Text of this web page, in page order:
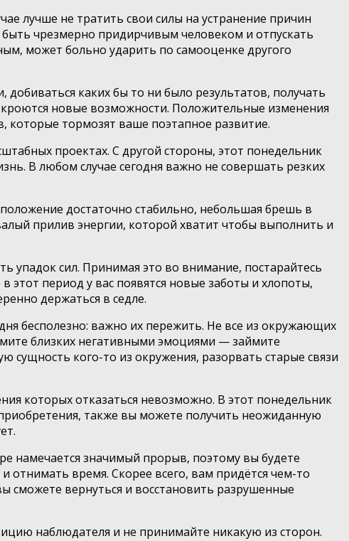
лучше не тратить свои силы на устранение причин
чрезмерно придирчивым человеком и отпускать
может больно ударить по самооценке другого
каких бы то ни было результатов, получать
новые возможности. Положительные изменения
которые тормозят ваше поэтапное развитие.
проектах. С другой стороны, этот понедельник
В любом случае сегодня важно не совершать резких
достаточно стабильно, небольшая брешь в
прилив энергии, которой хватит чтобы выполнить и
упадок сил. Принимая это во внимание, постарайтесь
период у вас появятся новые заботы и хлопоты,
держаться в седле.
бесполезно: важно их пережить. Не все из окружающих
близких негативными эмоциями — займите
кого-то из окружения, разорвать старые связи
которых отказаться невозможно. В этот понедельник
также вы можете получить неожиданную
намечается значимый прорыв, поэтому вы будете
отнимать время. Скорее всего, вам придётся чем-то
сможете вернуться и восстановить разрушенные
наблюдателя и не принимайте никакую из сторон.